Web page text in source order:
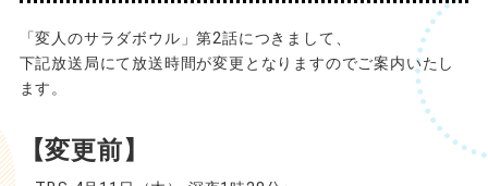
「変人のサラダボウル」第2話につきまして、
下記放送局にて放送時間が変更となりますのでご案内いたし
ます。
【変更前】